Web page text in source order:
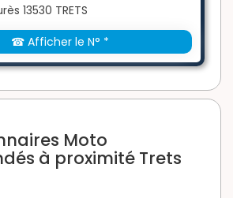
13530 TRETS
☎ Afficher le N° *
Moto
à proximité Trets